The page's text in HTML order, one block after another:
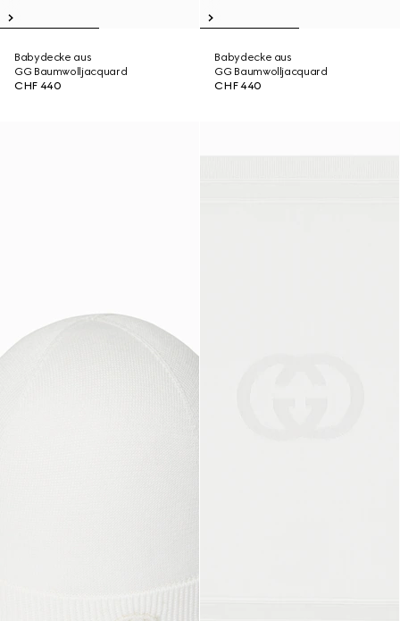
Babydecke aus
GG Baumwolljacquard
CHF 440
Babydecke aus
GG Baumwolljacquard
CHF 440